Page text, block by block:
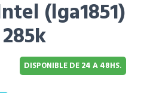
(lga1851)
DISPONIBLE DE 24 A 48HS.